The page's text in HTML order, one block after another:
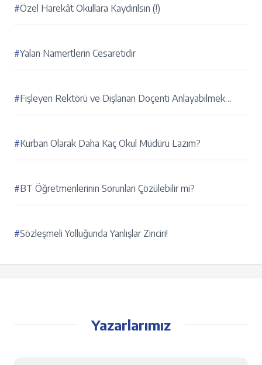
#Özel Harekât Okullara Kaydırılsın (!)
#Yalan Namertlerin Cesaretidir
#Fişleyen Rektörü ve Dışlanan Doçenti Anlayabilmek…
#Kurban Olarak Daha Kaç Okul Müdürü Lazım?
#BT Öğretmenlerinin Sorunları Çözülebilir mi?
#Sözleşmeli Yolluğunda Yanlışlar Zinciri!
Yazarlarımız